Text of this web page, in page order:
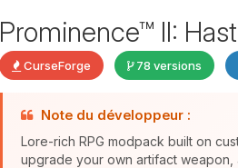
Prominence™ II:
CurseForge 78 versions
Note du développeur :
Lore-rich RPG modpack built on
upgrade your own artifact weapon,